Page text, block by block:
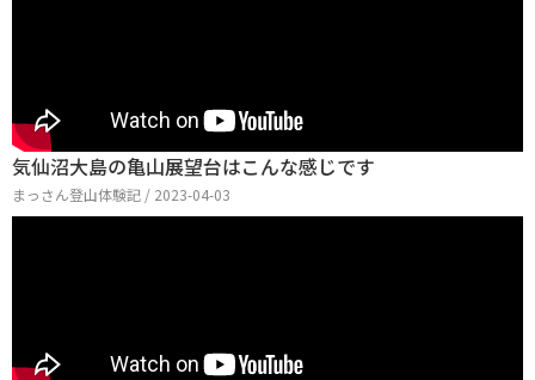
気仙沼大島の亀山展望台はこんな感じです
まっさん登山体験記 / 2023-04-03